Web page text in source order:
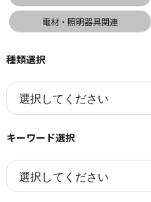
電材・照明器具関連
種類選択
キーワード選択